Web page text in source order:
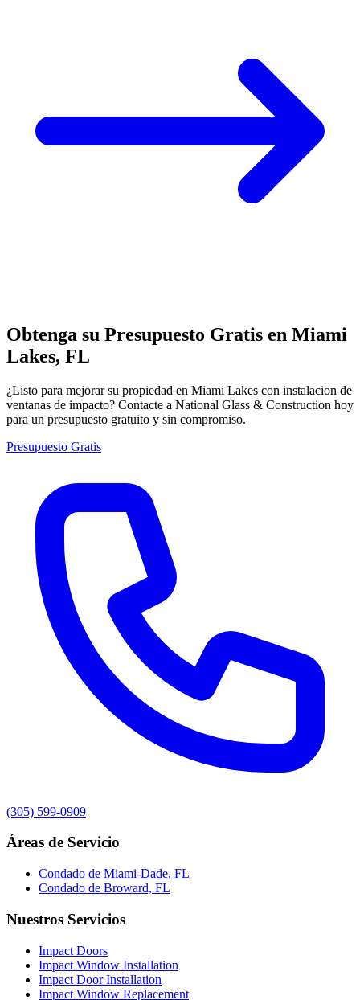
Obtenga su Presupuesto Gratis en Miami
Lakes, FL
¿Listo para mejorar su propiedad en Miami Lakes con instalacion de
ventanas de impacto? Contacte a National Glass & Construction hoy
para un presupuesto gratuito y sin compromiso.
Presupuesto Gratis
(305) 599-0909
Áreas de Servicio
Condado de Miami-Dade, FL
Condado de Broward, FL
Nuestros Servicios
Impact Doors
Impact Window Installation
Impact Door Installation
Impact Window Replacement